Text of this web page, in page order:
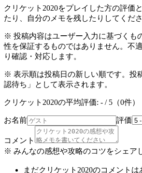
クリケット2020をプレイした方の評価
たり、自分のメモを残したりしてくださ
※ 投稿内容はユーザー入力に基づくも
性を保証するものではありません。不
り確認・対応します。
※ 表示順は投稿日の新しい順です。投
認待ち」として表示されます。
クリケット2020の平均評価: - / 5（0件）
お名前 評価
コメント
※ みんなの感想や攻略のコツをシェア
まだクリケット2020のコメントは